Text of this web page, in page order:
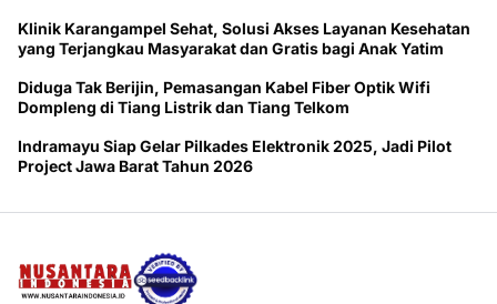
Klinik Karangampel Sehat, Solusi Akses Layanan Kesehatan
yang Terjangkau Masyarakat dan Gratis bagi Anak Yatim
Diduga Tak Berijin, Pemasangan Kabel Fiber Optik Wifi
Dompleng di Tiang Listrik dan Tiang Telkom
Indramayu Siap Gelar Pilkades Elektronik 2025, Jadi Pilot
Project Jawa Barat Tahun 2026